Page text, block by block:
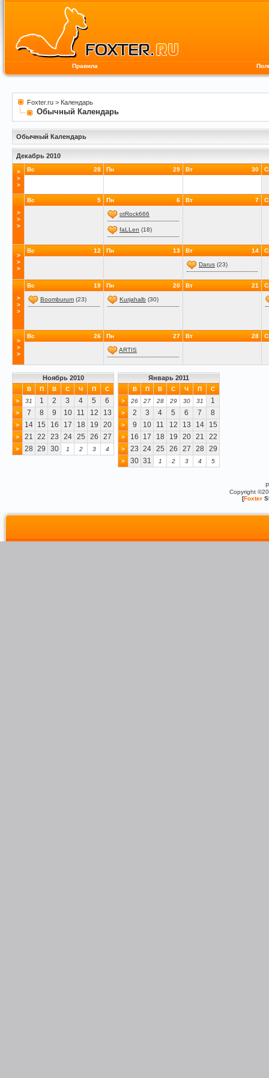
Правила
Foxter.ru > Календарь
Обычный Календарь
Обычный Календарь
Декабрь 2010
>
>
>
28
Вс 29
Пн 30
Вт
>
>
>
5
Вс 6
Пн
otRock666
faLLen (18)
7
Вт
>
>
>
12
Вс 13
Пн 14
Вт
Darus (23)
>
>
>
19
Вс
Boomburum (23)
20
Пн
Kurjahalb (30)
21
Вт
>
>
>
26
Вс 27
Пн
ARTIS
28
Вт
Ноябрь 2010
В П В С Ч П
С
>
31 1 2 3 4 5 6
> 7 8 9 10 11 12 13
> 14 15 16 17 18 19 20
> 21 22 23 24 25 26 27
> 28 29 30 1 2 3 4
Январь 2011
В П В С Ч П
С
>
26 27 28 29 30 31 1
> 2 3 4 5 6 7 8
> 9 10 11 12 13 14 15
> 16 17 18 19 20 21 22
> 23 24 25 26 27 28 29
> 30 31 1 2 3 4 5
Copyright
[Foxter